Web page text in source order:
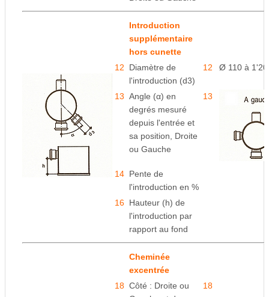
Introduction
supplémentaire
hors cunette
12
Diamètre de
l'introduction (d3)
12 Ø 110 à
13 Angle (α) en
degrés mesuré
depuis l'entrée et
sa position, Droite
ou Gauche
13
14 Pente de
l'introduction en %
16 Hauteur (h) de
l'introduction par
rapport au fond
Cheminée
excentrée
18 Côté : Droite ou
18